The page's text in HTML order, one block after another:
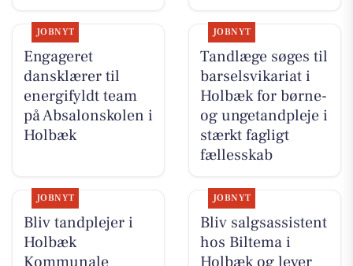
JOBNYT
Engageret
dansklærer til
energifyldt team
på Absalonskolen i
Holbæk
JOBNYT
Tandlæge søges til
barselsvikariat i
Holbæk for børne-
og ungetandpleje i
stærkt fagligt
fællesskab
JOBNYT
Bliv tandplejer i
Holbæk
JOBNYT
Bliv salgsassistent
hos Biltema i